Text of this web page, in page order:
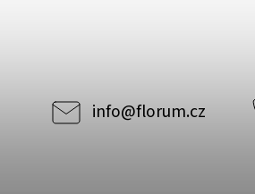
info@florum.cz